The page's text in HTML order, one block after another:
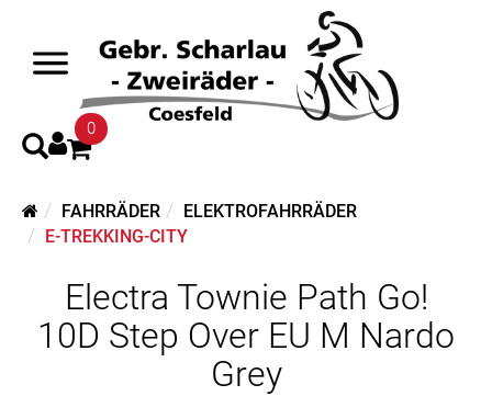
0
FAHRRÄDER
ELEKTROFAHRRÄDER
E-TREKKING-CITY
Electra Townie Path Go!
10D Step Over EU M Nardo
Grey